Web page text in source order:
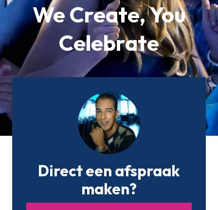
We Create, You
Celebrate
Direct een afspraak
maken?